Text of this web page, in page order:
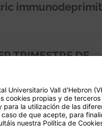
immunodeprimit
TRIMESTRE DE